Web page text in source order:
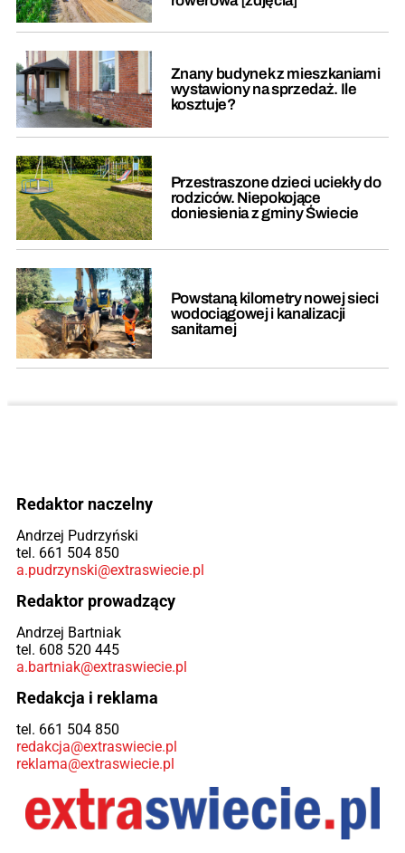
Znany budynek z mieszkaniami
wystawiony na sprzedaż. Ile
kosztuje?
Przestraszone dzieci uciekły do
rodziców. Niepokojące
doniesienia z gminy Świecie
Powstaną kilometry nowej sieci
wodociągowej i kanalizacji
sanitarnej
Redaktor naczelny
Andrzej Pudrzyński
tel. 661 504 850
a.pudrzynski@extraswiecie.pl
Redaktor prowadzący
Andrzej Bartniak
tel. 608 520 445
a.bartniak@extraswiecie.pl
Redakcja i reklama
tel. 661 504 850
redakcja@extraswiecie.pl
reklama@extraswiecie.pl